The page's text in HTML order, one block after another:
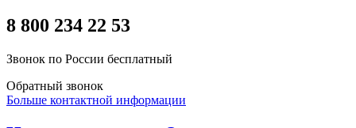
8 800 234 22 53
Звонок по России бесплатный
Обратный звонок
Больше контактной информации